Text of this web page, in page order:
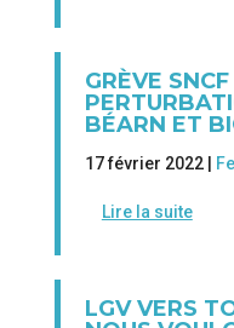
GRÈVE
BÉARN ET
17 février 2022 |
Lire la suite
LGV VERS